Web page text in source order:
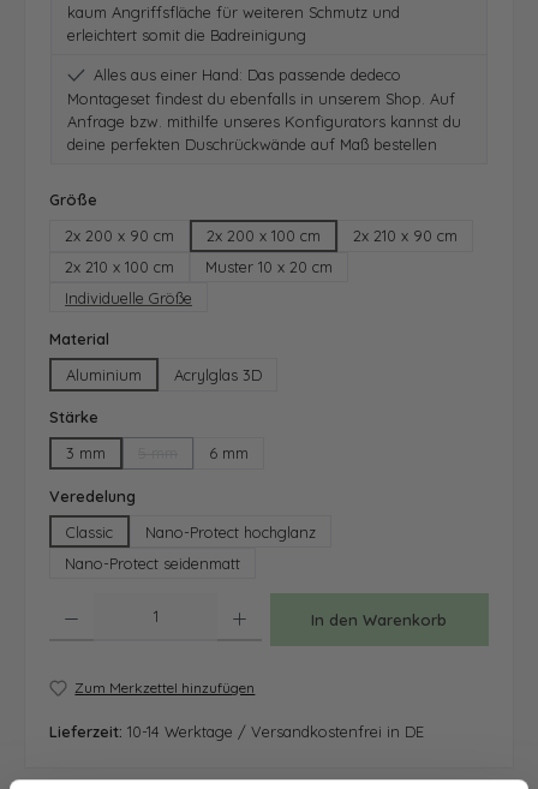
kaum Angriffsfläche für weiteren Schmutz und
erleichtert somit die Badreinigung
Alles aus einer Hand: Das passende dedeco
Montageset findest du ebenfalls in unserem Shop. Auf
Anfrage bzw. mithilfe unseres Konfigurators kannst du
deine perfekten Duschrückwände auf Maß bestellen
Größe
2x 200 x 90 cm
2x 200 x 100 cm
2x 210 x 90 cm
2x 210 x 100 cm
Muster 10 x 20 cm
Individuelle Größe
Material
Aluminium
Acrylglas 3D
Stärke
3 mm
(Diese Option ist zurzeit nicht verfügbar.)
6 mm
Veredelung
Classic
Nano-Protect hochglanz
Nano-Protect seidenmatt
In den Warenkorb
Zum Merkzettel hinzufügen
Lieferzeit: 10-14 Werktage / Versandkostenfrei in DE